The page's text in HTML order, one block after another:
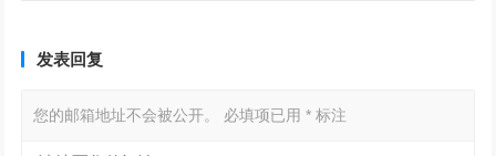
发表回复
您的邮箱地址不会被公开。 必填项已用* 标注